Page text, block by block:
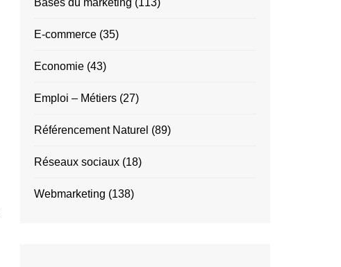
Bases du marketing (113)
E-commerce (35)
Economie (43)
Emploi – Métiers (27)
Référencement Naturel (89)
Réseaux sociaux (18)
Webmarketing (138)